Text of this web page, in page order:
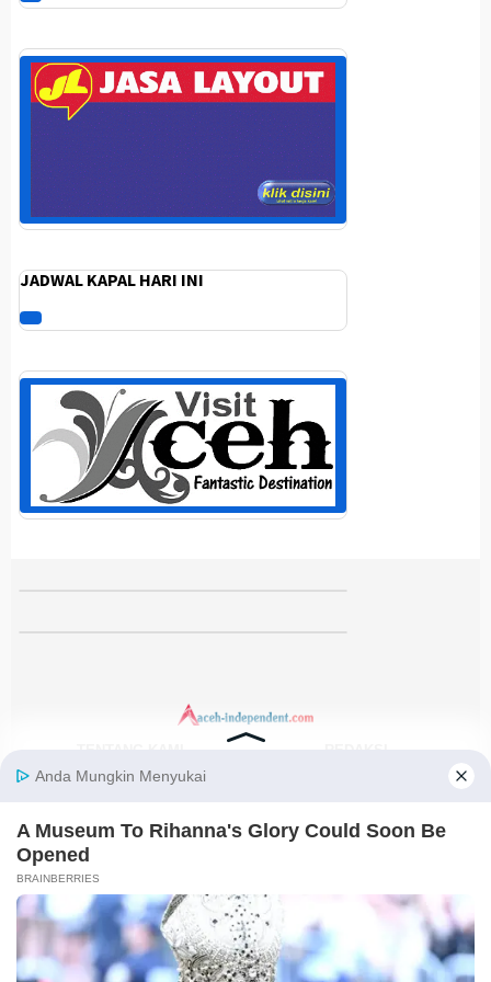
JADWAL KAPAL HARI INI
KODE ETIK
Facebook
Instagram
Youtube